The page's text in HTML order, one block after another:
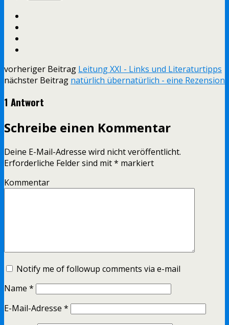
vorheriger Beitrag Leitung XXI - Links und Literaturtipps
nächster Beitrag natürlich übernatürlich - eine Rezension
1 Antwort
Schreibe einen Kommentar
Deine E-Mail-Adresse wird nicht veröffentlicht.
Erforderliche Felder sind mit* markiert
Kommentar
Notify me of followup comments via e-mail
Name *
E-Mail-Adresse *